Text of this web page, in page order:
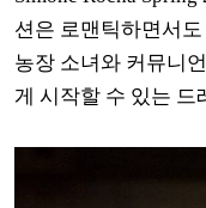
션은 로맨틱하면서
농장 소녀와 커뮤니
게 시작할 수 있는 드